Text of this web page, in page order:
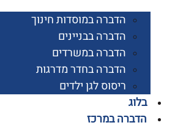
הדברה במוסדות חינוך
הדברה בבניינים
הדברה במשרדים
הדברה בחדר מדרגות
ריסוס לגן ילדים
במרכז